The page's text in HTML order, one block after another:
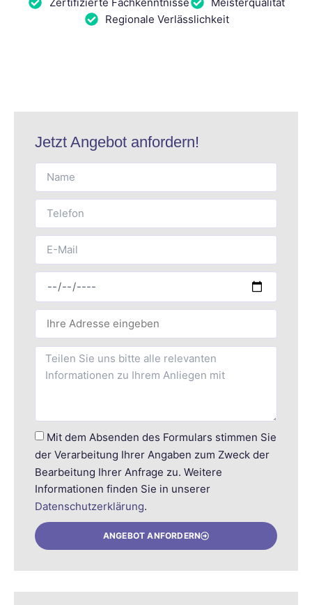
Regionale Verlässlichkeit
Jetzt Angebot anfordern!
Mit dem Absenden des Formulars stimmen Sie
der Verarbeitung Ihrer Angaben zum Zweck der
Bearbeitung Ihrer Anfrage zu. Weitere
Informationen finden Sie in unserer
Datenschutzerklärung.
ANGEBOT ANFORDERN